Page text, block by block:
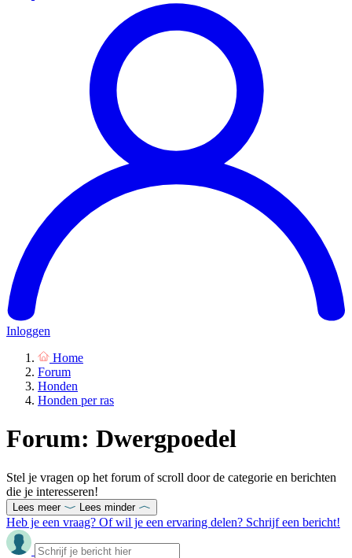
Inloggen
Home
Forum
Honden
Honden per ras
Forum: Dwergpoedel
Stel je vragen op het forum of scroll door de categorie en berichten
die je interesseren!
Lees meer Lees minder
Heb je een vraag? Of wil je een ervaring delen? Schrijf een bericht!